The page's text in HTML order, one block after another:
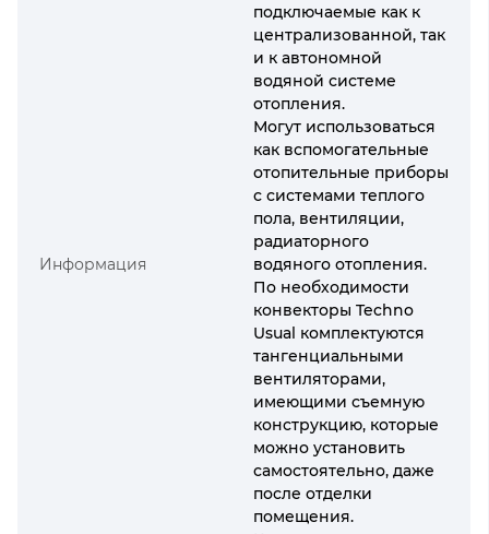
Информация
подключаемые как к
централизованной, так
и к автономной
водяной системе
отопления.
Могут использоваться
как вспомогательные
отопительные приборы
с системами теплого
пола, вентиляции,
радиаторного
водяного отопления.
По необходимости
конвекторы Techno
Usual комплектуются
тангенциальными
вентиляторами,
имеющими съемную
конструкцию, которые
можно установить
самостоятельно, даже
после отделки
помещения.